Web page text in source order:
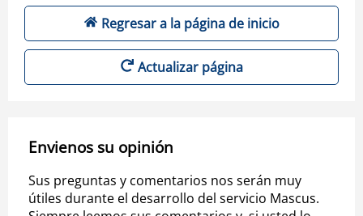
Regresar a la página de inicio
Actualizar página
Envienos su opinión
Sus preguntas y comentarios nos serán muy
útiles durante el desarrollo del servicio Mascus.